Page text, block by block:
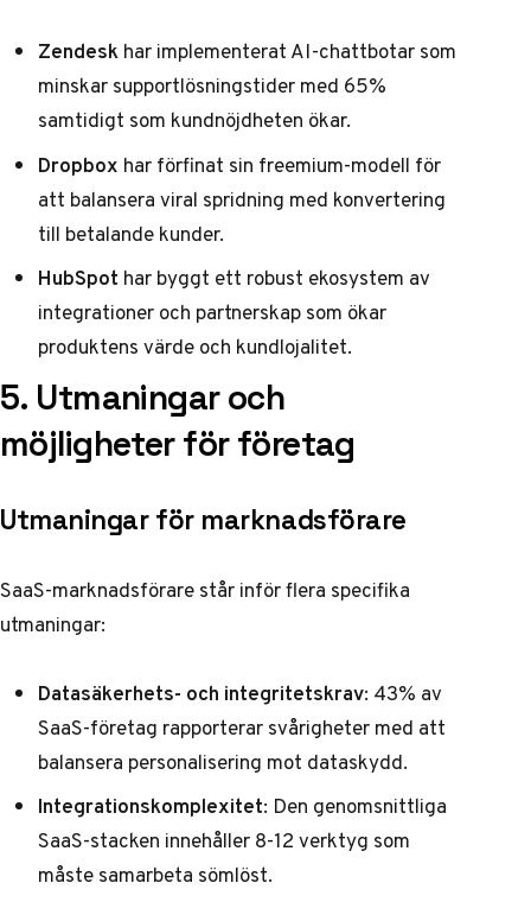
Zendeskhar implementerat AI-chattbotar som
minskar supportlösningstider med 65%
samtidigt som kundnöjdheten ökar.
Dropbox har förfinat sin freemium-modell för
att balansera viral spridning med konvertering
till betalande kunder.
HubSpot har byggt ett robust ekosystem av
integrationer och partnerskap som ökar
produktens värde och kundlojalitet.
5. Utmaningar och
möjligheter för företag
Utmaningar för marknadsförare
SaaS-marknadsförare står inför flera specifika
utmaningar:
Datasäkerhets- och integritetskrav: 43% av
SaaS-företag rapporterar svårigheter med att
balansera personalisering mot dataskydd.
Integrationskomplexitet: Den genomsnittliga
SaaS-stacken innehåller 8-12 verktyg som
måste samarbeta sömlöst.